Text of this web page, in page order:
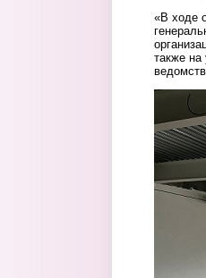
«В ходе
также на
foto.jpg